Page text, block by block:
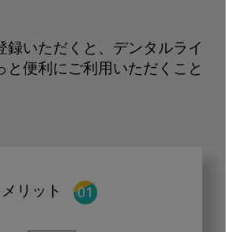
録いただくと、デンタルライ
と便利にご利用いただくこと
メリット